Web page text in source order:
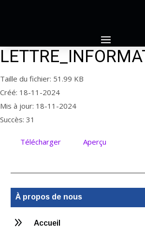
Taille du fichier: 51.99 KB
Créé: 18-11-2024
Mis à jour: 18-11-2024
Succès: 31
Télécharger Aperçu
À propos de nous
9 Accueil